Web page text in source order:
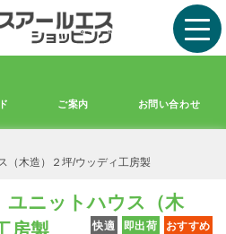
ご案内 お問い合わせ
（木造）２坪/ウッディ工房製
ユニットハウス（木
おすすめ
即出荷
快適